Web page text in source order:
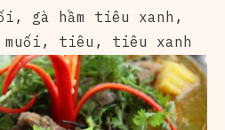
, gà hầm tiêu xanh ,
, tiêu , tiêu xanh